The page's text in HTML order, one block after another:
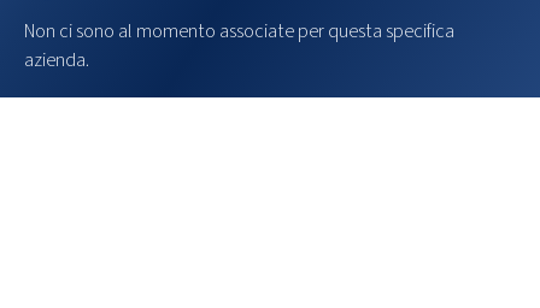
Non ci sono al momento associate per questa specifica
azienda.